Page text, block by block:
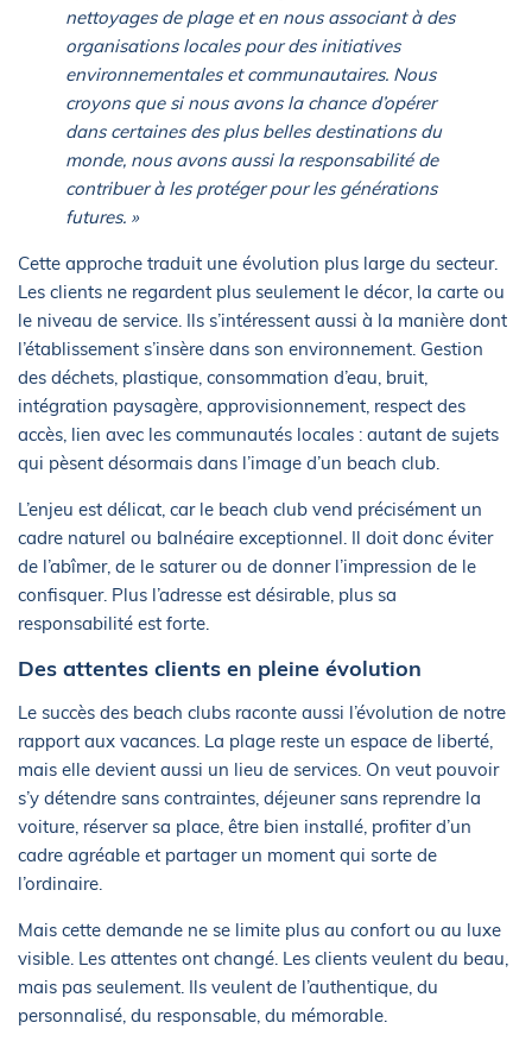
nettoyages de plage et en nous associant à des
organisations locales pour des initiatives
environnementales et communautaires. Nous
croyons que si nous avons la chance d’opérer
dans certaines des plus belles destinations du
monde, nous avons aussi la responsabilité de
contribuer à les protéger pour les générations
futures. »
Cette approche traduit une évolution plus large du secteur.
Les clients ne regardent plus seulement le décor, la carte ou
le niveau de service. Ils s’intéressent aussi à la manière dont
l’établissement s’insère dans son environnement. Gestion
des déchets, plastique, consommation d’eau, bruit,
intégration paysagère, approvisionnement, respect des
accès, lien avec les communautés locales : autant de sujets
qui pèsent désormais dans l’image d’un beach club.
L’enjeu est délicat, car le beach club vend précisément un
cadre naturel ou balnéaire exceptionnel. Il doit donc éviter
de l’abîmer, de le saturer ou de donner l’impression de le
confisquer. Plus l’adresse est désirable, plus sa
responsabilité est forte.
Des attentes clients en pleine évolution
Le succès des beach clubs raconte aussi l’évolution de notre
rapport aux vacances. La plage reste un espace de liberté,
mais elle devient aussi un lieu de services. On veut pouvoir
s’y détendre sans contraintes, déjeuner sans reprendre la
voiture, réserver sa place, être bien installé, profiter d’un
cadre agréable et partager un moment qui sorte de
l’ordinaire.
Mais cette demande ne se limite plus au confort ou au luxe
visible. Les attentes ont changé. Les clients veulent du beau,
mais pas seulement. Ils veulent de l’authentique, du
personnalisé, du responsable, du mémorable.